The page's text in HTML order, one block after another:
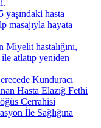
yaşındaki hasta
masajıyla hayata
hastalığını,
ile atlatıp yeniden
Kunduracı
Hasta Elazığ Fethi
Cerrahisi
İle Sağlığına